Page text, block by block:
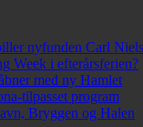
nyfunden Carl
Week i efterårsferien?
med ny Hamlet
tilpasset program
Bryggen og Halen